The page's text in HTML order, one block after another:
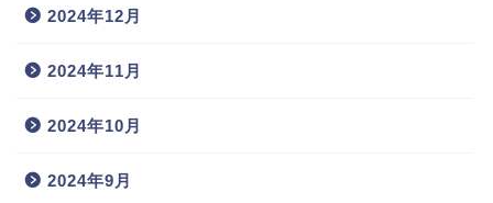
2024年12月
2024年11月
2024年10月
2024年9月